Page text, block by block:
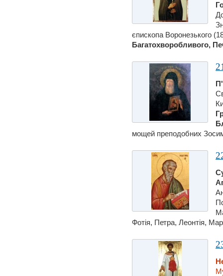
єпископа Воронезького
Багатохворобливого,
мощей преподобних
Фотiя, Петра, Леонтiя,